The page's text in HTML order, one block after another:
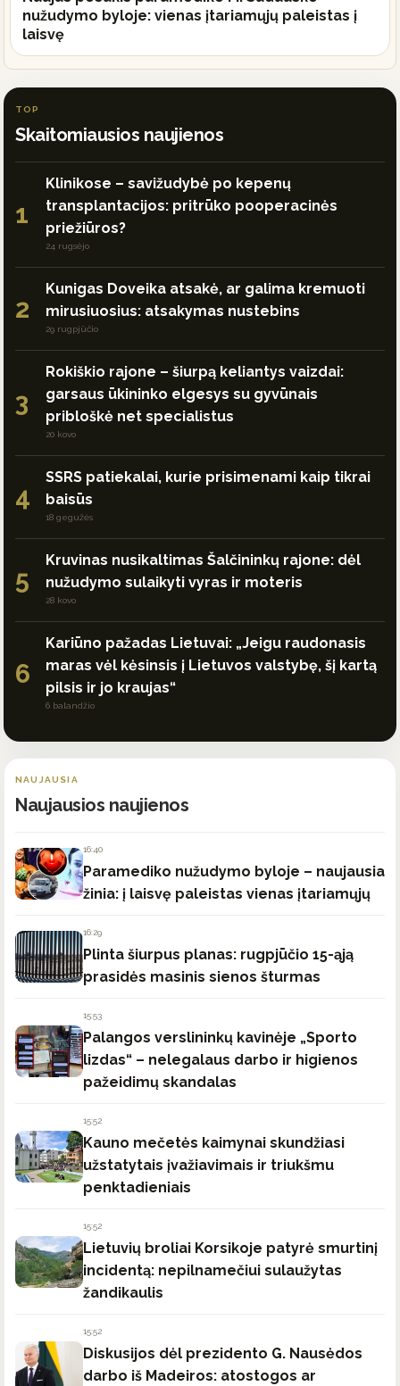
nužudymo byloje: vienas įtariamųjų paleistas į
laisvę
TOP
Skaitomiausios naujienos
1
Klinikose – savižudybė po kepenų
transplantacijos: pritrūko pooperacinės
priežiūros?
24 rugsėjo
2
Kunigas Doveika atsakė, ar galima kremuoti
mirusiuosius: atsakymas nustebins
29 rugpjūčio
3
Rokiškio rajone – šiurpą keliantys vaizdai:
garsaus ūkininko elgesys su gyvūnais
pribloškė net specialistus
20 kovo
4
SSRS patiekalai, kurie prisimenami kaip tikrai
baisūs
18 gegužės
5
Kruvinas nusikaltimas Šalčininkų rajone: dėl
nužudymo sulaikyti vyras ir moteris
28 kovo
6
Kariūno pažadas Lietuvai: „Jeigu raudonasis
maras vėl kėsinsis į Lietuvos valstybę, šį kartą
pilsis ir jo kraujas“
6 balandžio
NAUJAUSIA
Naujausios naujienos
16:40
Paramediko nužudymo byloje – naujausia
žinia: į laisvę paleistas vienas įtariamųjų
16:29
Plinta šiurpus planas: rugpjūčio 15-ąją
prasidės masinis sienos šturmas
15:53
Palangos verslininkų kavinėje „Sporto
lizdas“ – nelegalaus darbo ir higienos
pažeidimų skandalas
15:52
Kauno mečetės kaimynai skundžiasi
užstatytais įvažiavimais ir triukšmu
penktadieniais
15:52
Lietuvių broliai Korsikoje patyrė smurtinį
incidentą: nepilnamečiui sulaužytas
žandikaulis
15:52
Diskusijos dėl prezidento G. Nausėdos
darbo iš Madeiros: atostogos ar